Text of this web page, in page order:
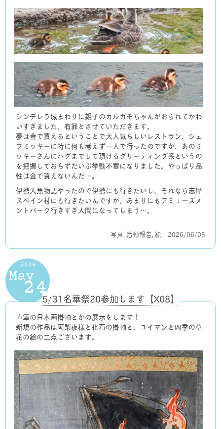
シンデレラ城まわりに親子のカルガモちゃんがおられてかわ
いすぎました。有罪とさせていただきます。
夢は金で買えるということで大人気らしいレストラン、シェ
フミッキーに特に何も考えず一人で行ったのですが、あのミ
ッキーさんにハグまでして頂けるグリーティング系というの
を把握しておらずだいぶ挙動不審になりました。やっぱり品
性は金で買えないんだ…。
伊勢人魚物語やったので伊勢にも行きたいし、それなら志摩
スペイン村にも行きたいんですが、あまりにもアミューズメ
ントパーク行きすぎ人間になってしまう…。
写真, 活動報告, 絵 2026/06/05
2026
May245/31名華祭20参加します【X08】
直筆の日本画掛軸とかの展示をします！
新規の作品は阿梨夜様と化石の掛軸と、ユイマンと四季の草
花の絵の二点ございます。